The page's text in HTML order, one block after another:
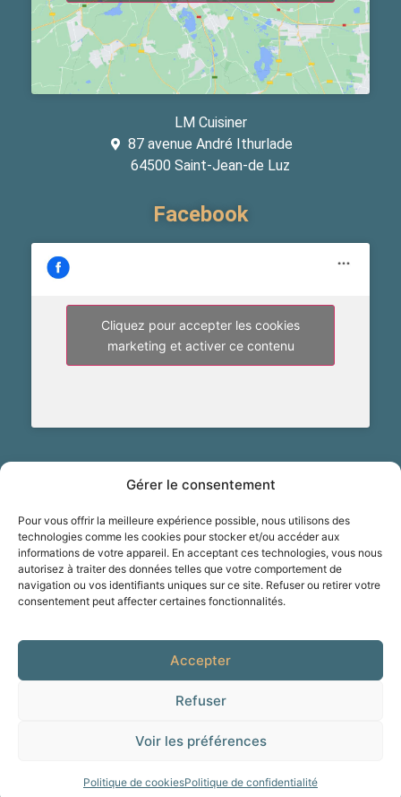
Gérer le consentement
Pour vous offrir la meilleure expérience possible, nous utilisons des
technologies comme les cookies pour stocker et/ou accéder aux
informations de votre appareil. En acceptant ces technologies, vous nous
autorisez à traiter des données telles que votre comportement de
navigation ou vos identifiants uniques sur ce site. Refuser ou retirer votre
consentement peut affecter certaines fonctionnalités.
Accepter
Refuser
Voir les préférences
Politique de cookiesPolitique de confidentialité
LM Cuisiner
87 avenue André Ithurlade
64500 Saint-Jean-de Luz
Facebook
Cliquez pour accepter les cookies
marketing et activer ce contenu
Gardez contact avec moi
Pour suivre mon actualité, recevoir les informations et
dates des prochains ateliers, merci de vous inscrire pour
S'INSCRIRE